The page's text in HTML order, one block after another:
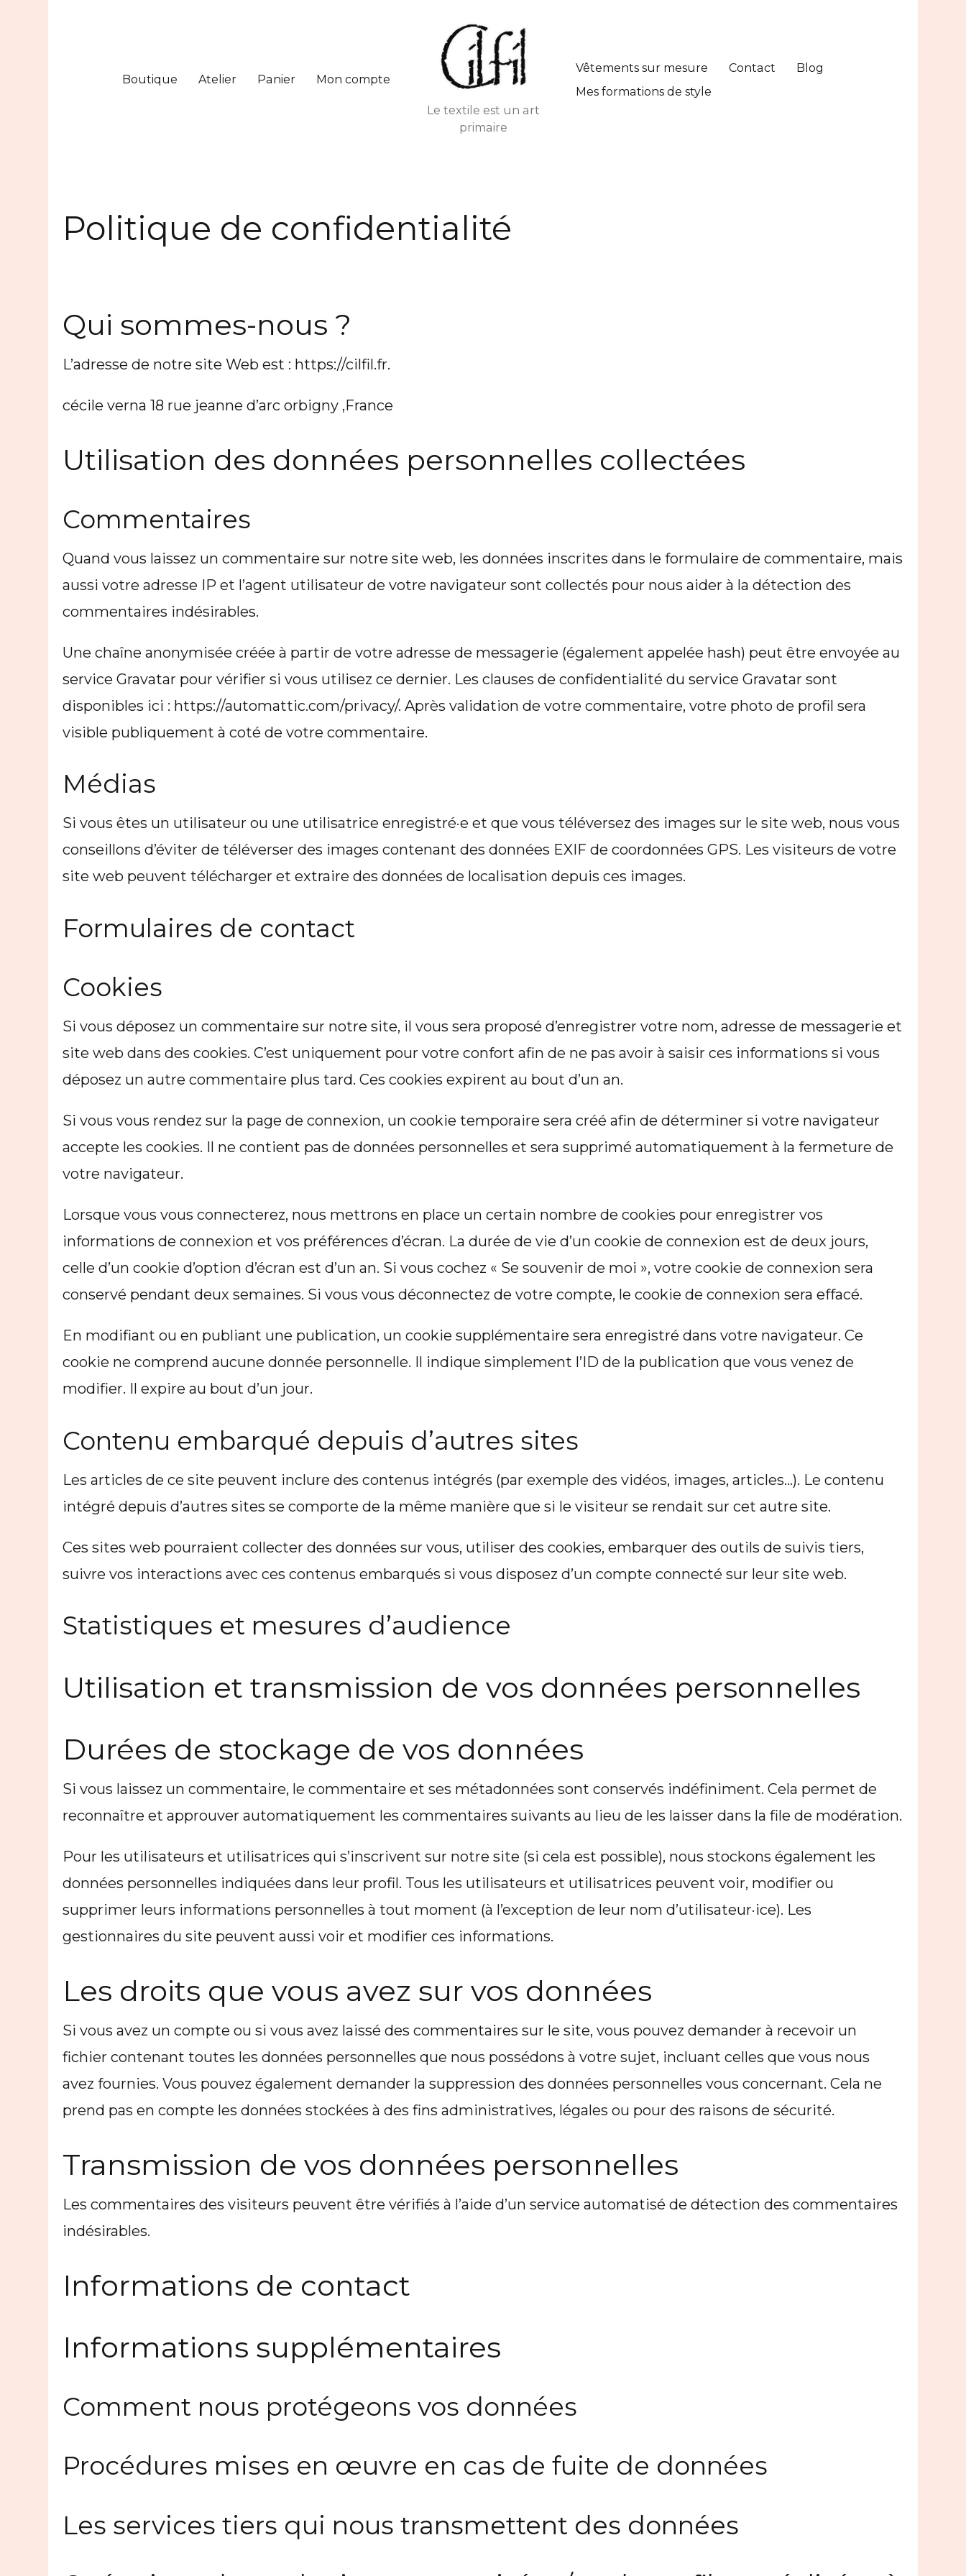
Boutique Atelier Panier Mon compte
Vêtements sur mesure Contact
Blog
Mes formations de style
Le textile est un art
primaire
Politique de confidentialité
Qui sommes-nous ?
L’adresse de notre site Web est : https://cilfil.fr.
cécile verna 18 rue jeanne d’arc orbigny ,France
Utilisation des données personnelles collectées
Commentaires
Quand vous laissez un commentaire sur notre site web, les données inscrites dans le formulaire de commentaire, mais
aussi votre adresse IP et l’agent utilisateur de votre navigateur sont collectés pour nous aider à la détection des
commentaires indésirables.
Une chaîne anonymisée créée à partir de votre adresse de messagerie (également appelée hash) peut être envoyée au
service Gravatar pour vérifier si vous utilisez ce dernier. Les clauses de confidentialité du service Gravatar sont
disponibles ici : https://automattic.com/privacy/. Après validation de votre commentaire, votre photo de profil sera
visible publiquement à coté de votre commentaire.
Médias
Si vous êtes un utilisateur ou une utilisatrice enregistré·e et que vous téléversez des images sur le site web, nous vous
conseillons d’éviter de téléverser des images contenant des données EXIF de coordonnées GPS. Les visiteurs de votre
site web peuvent télécharger et extraire des données de localisation depuis ces images.
Formulaires de contact
Cookies
Si vous déposez un commentaire sur notre site, il vous sera proposé d’enregistrer votre nom, adresse de messagerie et
site web dans des cookies. C’est uniquement pour votre confort afin de ne pas avoir à saisir ces informations si vous
déposez un autre commentaire plus tard. Ces cookies expirent au bout d’un an.
Si vous vous rendez sur la page de connexion, un cookie temporaire sera créé afin de déterminer si votre navigateur
accepte les cookies. Il ne contient pas de données personnelles et sera supprimé automatiquement à la fermeture de
votre navigateur.
Lorsque vous vous connecterez, nous mettrons en place un certain nombre de cookies pour enregistrer vos
informations de connexion et vos préférences d’écran. La durée de vie d’un cookie de connexion est de deux jours,
celle d’un cookie d’option d’écran est d’un an. Si vous cochez « Se souvenir de moi », votre cookie de connexion sera
conservé pendant deux semaines. Si vous vous déconnectez de votre compte, le cookie de connexion sera effacé.
En modifiant ou en publiant une publication, un cookie supplémentaire sera enregistré dans votre navigateur. Ce
cookie ne comprend aucune donnée personnelle. Il indique simplement l’ID de la publication que vous venez de
modifier. Il expire au bout d’un jour.
Contenu embarqué depuis d’autres sites
Les articles de ce site peuvent inclure des contenus intégrés (par exemple des vidéos, images, articles…). Le contenu
intégré depuis d’autres sites se comporte de la même manière que si le visiteur se rendait sur cet autre site.
Ces sites web pourraient collecter des données sur vous, utiliser des cookies, embarquer des outils de suivis tiers,
suivre vos interactions avec ces contenus embarqués si vous disposez d’un compte connecté sur leur site web.
Statistiques et mesures d’audience
Utilisation et transmission de vos données personnelles
Durées de stockage de vos données
Si vous laissez un commentaire, le commentaire et ses métadonnées sont conservés indéfiniment. Cela permet de
reconnaître et approuver automatiquement les commentaires suivants au lieu de les laisser dans la file de modération.
Pour les utilisateurs et utilisatrices qui s’inscrivent sur notre site (si cela est possible), nous stockons également les
données personnelles indiquées dans leur profil. Tous les utilisateurs et utilisatrices peuvent voir, modifier ou
supprimer leurs informations personnelles à tout moment (à l’exception de leur nom d’utilisateur·ice). Les
gestionnaires du site peuvent aussi voir et modifier ces informations.
Les droits que vous avez sur vos données
Si vous avez un compte ou si vous avez laissé des commentaires sur le site, vous pouvez demander à recevoir un
fichier contenant toutes les données personnelles que nous possédons à votre sujet, incluant celles que vous nous
avez fournies. Vous pouvez également demander la suppression des données personnelles vous concernant. Cela ne
prend pas en compte les données stockées à des fins administratives, légales ou pour des raisons de sécurité.
Transmission de vos données personnelles
Les commentaires des visiteurs peuvent être vérifiés à l’aide d’un service automatisé de détection des commentaires
indésirables.
Informations de contact
Informations supplémentaires
Comment nous protégeons vos données
Procédures mises en œuvre en cas de fuite de données
Les services tiers qui nous transmettent des données